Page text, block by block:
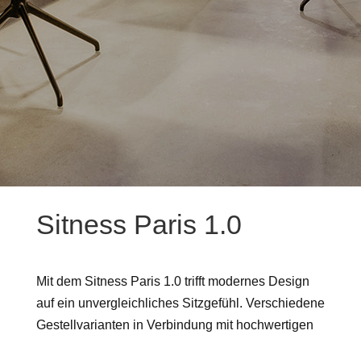
Sitness Paris 1.0
Mit dem Sitness Paris 1.0 trifft modernes Design
auf ein unvergleichliches Sitzgefühl. Verschiedene
Gestellvarianten in Verbindung mit hochwertigen